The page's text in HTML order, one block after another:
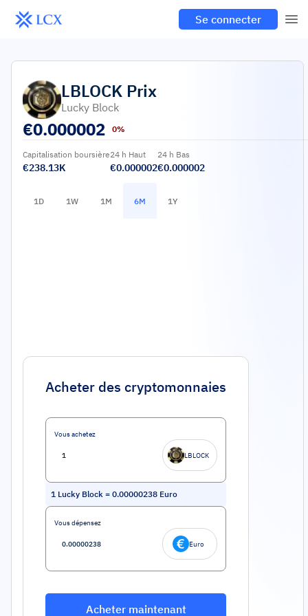
Se connecter
LBLOCK Prix
Lucky Block
€0.000002 0%
Capitalisation boursière
€238.13K
24 h Haut
€0.000002
24 h Bas
€0.000002
1D 1W 1M 6M 1Y
Acheter des cryptomonnaies
Vous achetez
LBLOCK
1 Lucky Block = 0.00000238 Euro
Vous dépensez
Euro
Acheter maintenant